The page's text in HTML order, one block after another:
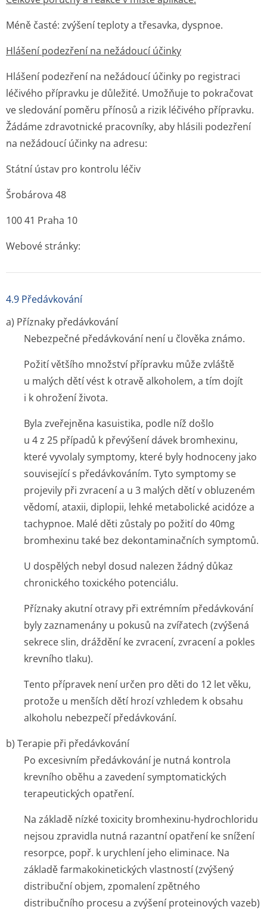
Méně časté: zvýšení teploty a třesavka, dyspnoe.
Hlášení podezření na nežádoucí účinky
Hlášení podezření na nežádoucí účinky po registraci
léčivého přípravku je důležité. Umožňuje to pokračovat
ve sledování poměru přínosů a rizik léčivého přípravku.
Žádáme zdravotnické pracovníky, aby hlásili podezření
na nežádoucí účinky na adresu:
Státní ústav pro kontrolu léčiv
Šrobárova 48
100 41 Praha 10
Webové stránky:
4.9 Předávkování
a) Příznaky předávkování
Nebezpečné předávkování není u člověka známo.
Požití většího množství přípravku může zvláště
u malých dětí vést k otravě alkoholem, a tím dojít
i k ohrožení života.
Byla zveřejněna kasuistika, podle níž došlo
u 4 z 25 případů k převýšení dávek bromhexinu,
které vyvolaly symptomy, které byly hodnoceny jako
související s předávkováním. Tyto symptomy se
projevily při zvracení a u 3 malých dětí v obluzeném
vědomí, ataxii, diplopii, lehké metabolické acidóze a
tachypnoe. Malé děti zůstaly po požití do 40mg
bromhexinu také bez dekontaminačních symptomů.
U dospělých nebyl dosud nalezen žádný důkaz
chronického toxického potenciálu.
Příznaky akutní otravy při extrémním předávkování
byly zaznamenány u pokusů na zvířatech (zvýšená
sekrece slin, dráždění ke zvracení, zvracení a pokles
krevního tlaku).
Tento přípravek není určen pro děti do 12 let věku,
protože u menších dětí hrozí vzhledem k obsahu
alkoholu nebezpečí předávkování.
b) Terapie při předávkování
Po excesivním předávkování je nutná kontrola
krevního oběhu a zavedení symptomatických
terapeutických opatření.
Na základě nízké toxicity bromhexinu-hydrochloridu
nejsou zpravidla nutná razantní opatření ke snížení
resorpce, popř. k urychlení jeho eliminace. Na
základě farmakokinetických vlastností (zvýšený
distribuční objem, zpomalení zpětného
distribučního procesu a zvýšení proteinových vazeb)